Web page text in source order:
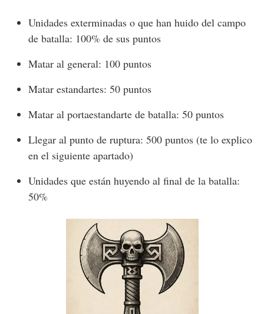
Unidades exterminadas o que han huido del campo
de batalla: 100% de sus puntos
Matar al general: 100 puntos
Matar estandartes: 50 puntos
Matar al portaestandarte de batalla: 50 puntos
Llegar al punto de ruptura: 500 puntos (te lo explico
en el siguiente apartado)
Unidades que están huyendo al final de la batalla:
50%